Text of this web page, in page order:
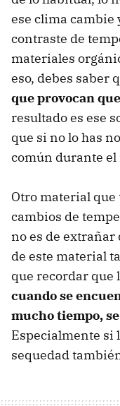
ese clima cambie
contraste de
materiales
eso, debes saber
que provocan
resultado es ese
que si no lo has
común durante
Otro material
cambios de
no es de extrañar
de este material
que recordar que
cuando se
mucho tiempo,
Especialmente si
sequedad